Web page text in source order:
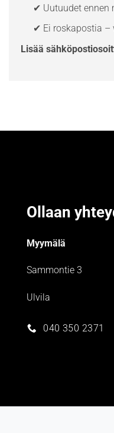
✔ Uutuudet ennen
✔ Ei roskapostia –
Lisää
Ollaan
Myymälä
Sammontie 3
Ulvila
040 350 2371